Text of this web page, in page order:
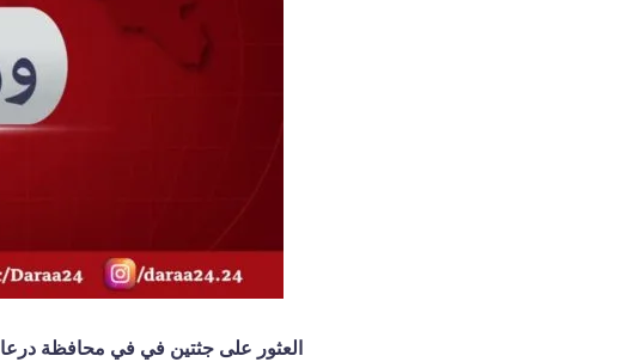
العثور على جثتين في في محافظة درعا